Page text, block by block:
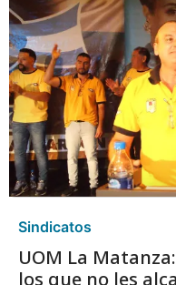
Sindicatos
UOM La
los que no les